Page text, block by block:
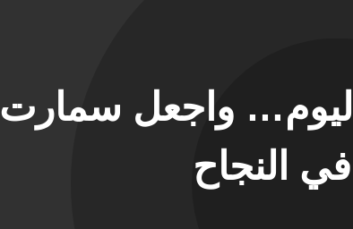
اليوم… واجعل سمارت
النجاح